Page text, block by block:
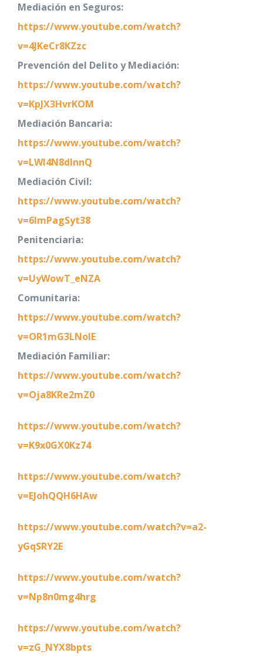
Mediación en Seguros:
https://www.youtube.com/watch?
v=4JKeCr8KZzc
Prevención del Delito y Mediación:
https://www.youtube.com/watch?
v=KpJX3HvrKOM
Mediación Bancaria:
https://www.youtube.com/watch?
v=LWl4N8dInnQ
Mediación Civil:
https://www.youtube.com/watch?
v=6lmPagSyt38
Penitenciaria:
https://www.youtube.com/watch?
v=UyWowT_eNZA
Comunitaria:
https://www.youtube.com/watch?
v=OR1mG3LNoIE
Mediación Familiar:
https://www.youtube.com/watch?
v=Oja8KRe2mZ0
https://www.youtube.com/watch?
v=K9x0GX0Kz74
https://www.youtube.com/watch?
v=EJohQQH6HAw
https://www.youtube.com/watch?v=a2-
yGqSRY2E
https://www.youtube.com/watch?
v=Np8n0mg4hrg
https://www.youtube.com/watch?
v=zG_NYX8bpts